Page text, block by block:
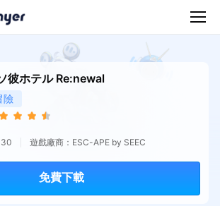
彼ホテル Re:newal
險
遊戲廠商：ESC-APE by SEEC
免費下載